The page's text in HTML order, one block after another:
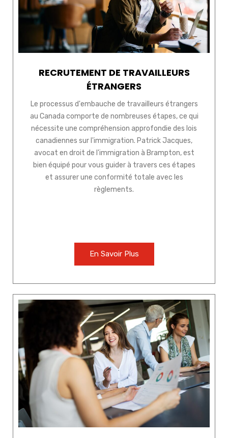
RECRUTEMENT DE TRAVAILLEURS
ÉTRANGERS
Le processus d'embauche de travailleurs étrangers
au Canada comporte de nombreuses étapes, ce qui
nécessite une compréhension approfondie des lois
canadiennes sur l'immigration. Patrick Jacques,
avocat en droit de l'immigration à Brampton, est
bien équipé pour vous guider à travers ces étapes
et assurer une conformité totale avec les
règlements.
En Savoir Plus